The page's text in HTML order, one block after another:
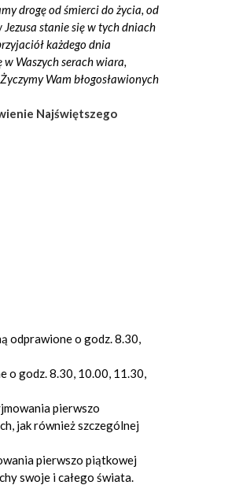
drogę od śmierci do życia, od
stanie się w tych dniach
każdego dnia
Waszych serach wiara,
Wam błogosławionych
Najświętszego
odprawione o godz. 8.30,
o godz. 8.30, 10.00, 11.30,
pierwszo
jak również szczególnej
pierwszo piątkowej
swoje i całego świata.